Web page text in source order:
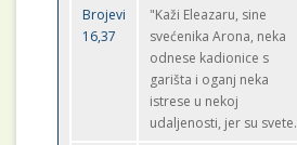
Brojevi
16,37
"Kaži Eleazaru, sine
svećenika Arona, neka
odnese kadionice s
garišta i oganj neka
istrese u nekoj
udaljenosti, jer su svete.